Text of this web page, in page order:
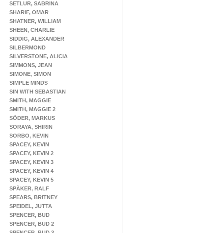
SETLUR, SABRINA
SHARIF, OMAR
SHATNER, WILLIAM
SHEEN, CHARLIE
SIDDIG, ALEXANDER
SILBERMOND
SILVERSTONE, ALICIA
SIMMONS, JEAN
SIMONE, SIMON
SIMPLE MINDS
SIN WITH SEBASTIAN
SMITH, MAGGIE
SMITH, MAGGIE 2
SÖDER, MARKUS
SORAYA, SHIRIN
SORBO, KEVIN
SPACEY, KEVIN
SPACEY, KEVIN 2
SPACEY, KEVIN 3
SPACEY, KEVIN 4
SPACEY, KEVIN 5
SPÄKER, RALF
SPEARS, BRITNEY
SPEIDEL, JUTTA
SPENCER, BUD
SPENCER, BUD 2